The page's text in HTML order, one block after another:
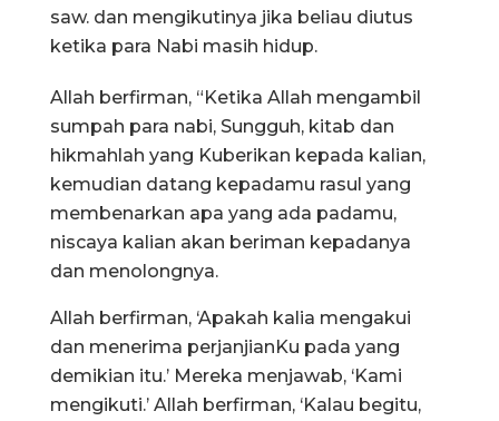
saw. dan mengikutinya jika beliau diutus
ketika para Nabi masih hidup.
Allah berfirman, “Ketika Allah mengambil
sumpah para nabi, Sungguh, kitab dan
hikmahlah yang Kuberikan kepada kalian,
kemudian datang kepadamu rasul yang
membenarkan apa yang ada padamu,
niscaya kalian akan beriman kepadanya
dan menolongnya.
Allah berfirman, ‘Apakah kalia mengakui
dan menerima perjanjianKu pada yang
demikian itu.’ Mereka menjawab, ‘Kami
mengikuti.’ Allah berfirman, ‘Kalau begitu,